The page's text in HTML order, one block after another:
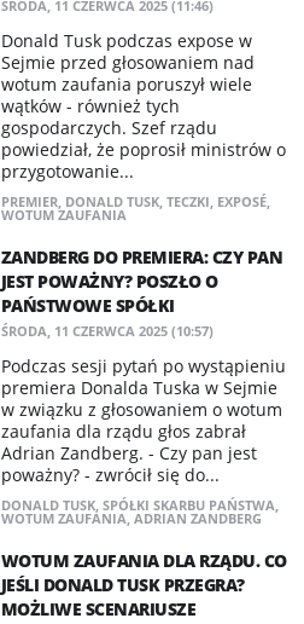
ŚRODA, 11 CZERWCA 2025 (11:46)
Donald Tusk podczas expose w
Sejmie przed głosowaniem nad
wotum zaufania poruszył wiele
wątków - również tych
gospodarczych. Szef rządu
powiedział, że poprosił ministrów o
przygotowanie...
PREMIER, DONALD TUSK, TECZKI, EXPOSÉ,
WOTUM ZAUFANIA
ZANDBERG DO PREMIERA: CZY PAN
JEST POWAŻNY? POSZŁO O
PAŃSTWOWE SPÓŁKI
ŚRODA, 11 CZERWCA 2025 (10:57)
Podczas sesji pytań po wystąpieniu
premiera Donalda Tuska w Sejmie
w związku z głosowaniem o wotum
zaufania dla rządu głos zabrał
Adrian Zandberg. - Czy pan jest
poważny? - zwrócił się do...
DONALD TUSK, SPÓŁKI SKARBU PAŃSTWA,
WOTUM ZAUFANIA, ADRIAN ZANDBERG
WOTUM ZAUFANIA DLA RZĄDU. CO
JEŚLI DONALD TUSK PRZEGRA?
MOŻLIWE SCENARIUSZE